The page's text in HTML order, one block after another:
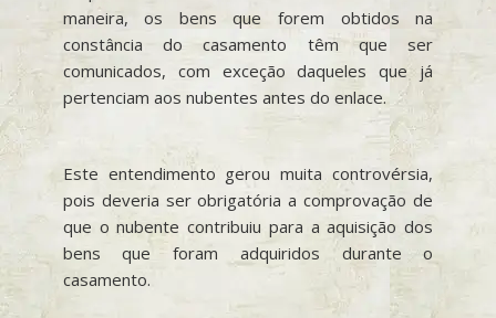
maneira, os bens que forem obtidos na
constância do casamento têm que ser
comunicados, com exceção daqueles que já
pertenciam aos nubentes antes do enlace.
Este entendimento gerou muita controvérsia,
pois deveria ser obrigatória a comprovação de
que o nubente contribuiu para a aquisição dos
bens que foram adquiridos durante o
casamento.